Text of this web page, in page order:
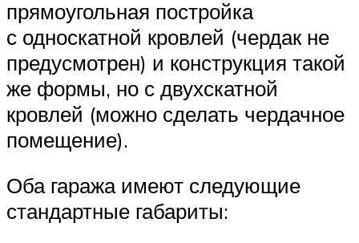
прямоугольная постройка
с односкатной кровлей (чердак не
предусмотрен) и конструкция такой
же формы, но с двухскатной
кровлей (можно сделать чердачное
помещение).
Оба гаража имеют следующие
стандартные габариты: